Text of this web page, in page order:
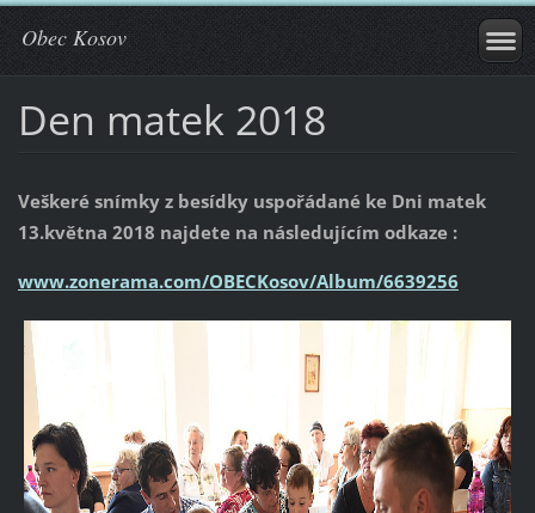
Obec Kosov
Den matek 2018
Veškeré snímky z besídky uspořádané ke Dni matek
13.května 2018 najdete na následujícím odkaze :
www.zonerama.com/OBECKosov/Album/6639256